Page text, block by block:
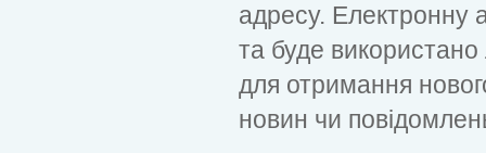
адресу. Електронну
та буде
для отримання
новин чи